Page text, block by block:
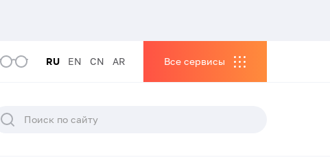
RU EN CN AR Все сервисы